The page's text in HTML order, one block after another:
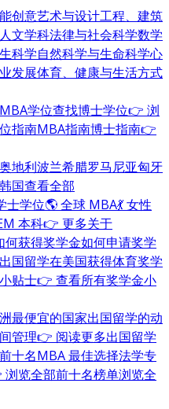
创意艺术与设计工程、建筑
人文学科法律与社会科学数学
科学自然科学与生命科学心
发展体育、健康与生活方式
学位查找博士学位👉 浏
指南MBA指南博士指南👉
奥地利波兰希腊罗马尼亚匈牙
韩国查看全部
士学位🌎 全球 MBA💃 女性
本科👉 更多关于
何获得奖学金如何申请奖学
国留学在美国获得体育奖学
贴士👉 查看所有奖学金小
最便宜的国家出国留学的动
管理👉 阅读更多出国留学
十名MBA 最佳选择法学专
览全部前十名榜单浏览全